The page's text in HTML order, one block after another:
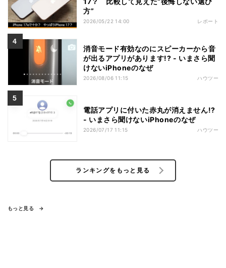
方”
2026/05/22 14:00 レポート
消音モード有効なのにスピーカーから音
が出るアプリがあります!? - いまさら聞
けないiPhoneのなぜ
2026/08/06 11:15 ハウツー
電話アプリに付いた赤丸が消えません!?
- いまさら聞けないiPhoneのなぜ
2026/07/17 11:15 ハウツー
ランキングをもっと見る
もっと見る